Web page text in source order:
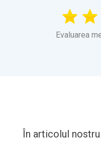
Evaluarea
În articolul